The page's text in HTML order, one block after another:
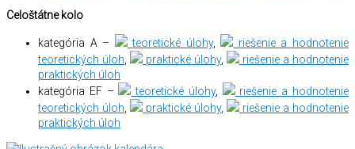
Celoštátne kolo
kategória A – teoretické úlohy,
riešenie a hodnotenie
teoretických úloh
praktické úlohy,
riešenie a hodnotenie
praktických úloh
kategória EF –
teoretické úlohy,
riešenie a hodnotenie
teoretických úloh
praktické úlohy,
riešenie a hodnotenie
praktických úloh